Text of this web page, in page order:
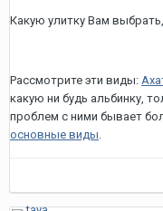
Какую улитку Вам
Рассмотрите эти виды:
какую ни будь альбинку,
проблем с ними бывает
основные виды.